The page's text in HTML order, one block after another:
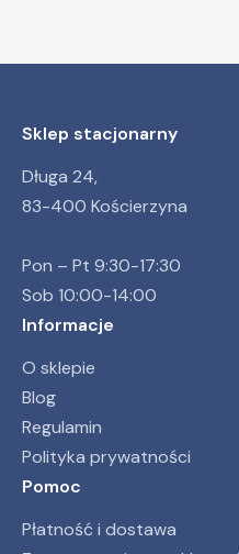
Sklep stacjonarny
Długa 24,
83-400 Kościerzyna
Pon – Pt 9:30-17:30
Sob 10:00-14:00
Informacje
O sklepie
Blog
Regulamin
Polityka prywatności
Pomoc
Płatność i dostawa